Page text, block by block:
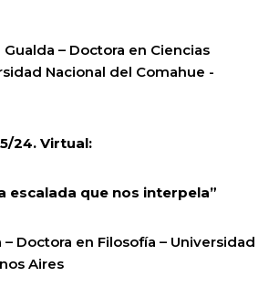
Gualda – Doctora en Ciencias
Nacional del Comahue -
24. Virtual:
escalada que nos interpela”
– Doctora en Filosofía – Universidad
Aires